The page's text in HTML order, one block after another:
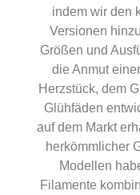
indem wir den
Versionen
Größen und
die Anmut
Herzstück, dem
Glühfäden
auf dem Markt
herkömmlicher
Modellen
Filamente